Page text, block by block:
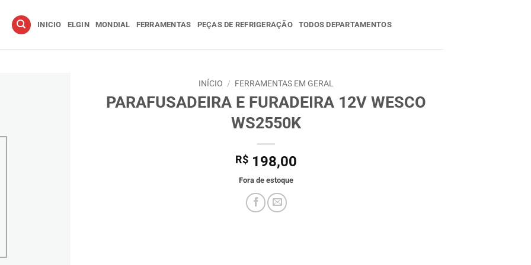
INICIO ELGIN MONDIAL FERRAMENTAS PEÇAS DE REFRIGERAÇÃO TODOS DEPARTAMENTOS
INÍCIO / FERRAMENTAS EM GERAL
PARAFUSADEIRA E FURADEIRA 12V WESCO
WS2550K
R$ 198,00
Fora de estoque